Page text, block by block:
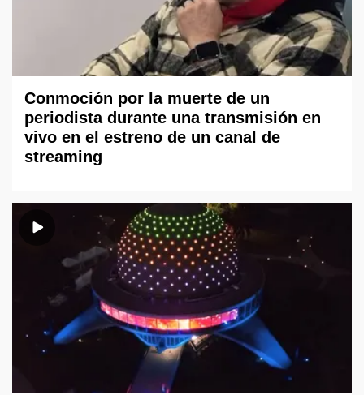
Conmoción por la muerte de un
periodista durante una transmisión en
vivo en el estreno de un canal de
streaming